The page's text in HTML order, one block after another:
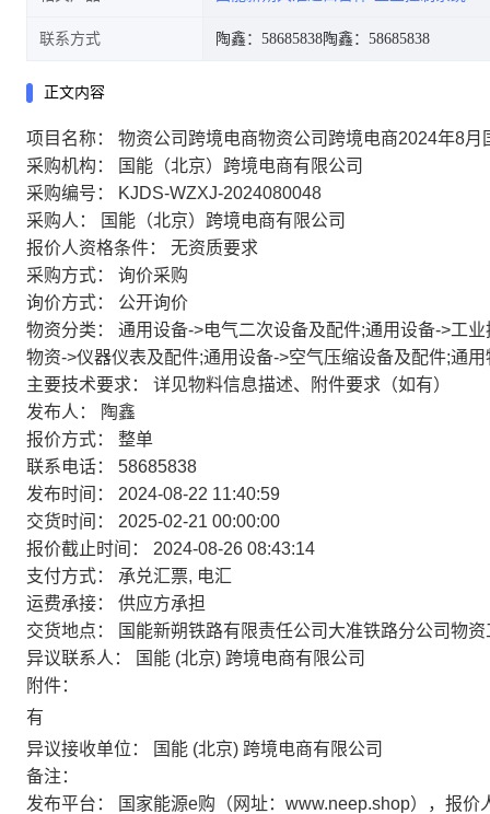
联系方式 陶鑫：58685838陶鑫：58685838
正文内容
项目名称：
物资公司跨境电商物资公司跨境电商2024年8
采购机构：
国能（北京）跨境电商有限公司
采购编号：
KJDS-WZXJ-2024080048
采购人：
国能（北京）跨境电商有限公司
报价人资格条件：
无资质要求
采购方式：
询价采购
询价方式：
公开询价
物资分类：
通用设备->电气二次设备及配件;通用设备->工
物资->仪器仪表及配件;通用设备->空气压缩设备及配件;通
主要技术要求：
详见物料信息描述、附件要求（如有）
发布人：
陶鑫
报价方式：
整单
联系电话：
58685838
发布时间：
2024-08-22 11:40:59
交货时间：
2025-02-21 00:00:00
报价截止时间：
2024-08-26 08:43:14
支付方式：
承兑汇票, 电汇
运费承接：
供应方承担
交货地点：
国能新朔铁路有限责任公司大准铁路分公司物资
异议联系人：
国能 (北京) 跨境电商有限公司
附件：
有
异议接收单位：
国能 (北京) 跨境电商有限公司
备注：
发布平台：
国家能源e购（网址：www.neep.shop），报